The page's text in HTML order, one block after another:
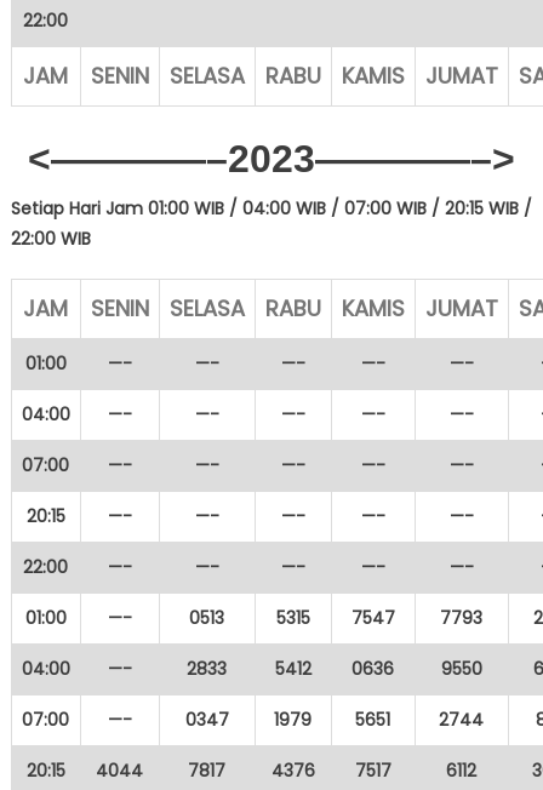
22:00
JAM SENIN SELASA RABU KAMIS JUMAT
<————–2023————–>
Setiap Hari Jam 01:00 WIB / 04:00 WIB / 07:00 WIB / 20:15 WIB /
22:00 WIB
JAM SENIN SELASA RABU KAMIS JUMAT
01:00 —- —- —- —- —-
04:00 —- —- —- —- —-
07:00 —- —- —- —- —-
20:15 —- —- —- —- —-
22:00 —- —- —- —- —-
01:00 —- 0513 5315 7547 7793
04:00 —- 2833 5412 0636 9550
07:00 —- 0347 1979 5651 2744
20:15 4044 7817 4376 7517 6112